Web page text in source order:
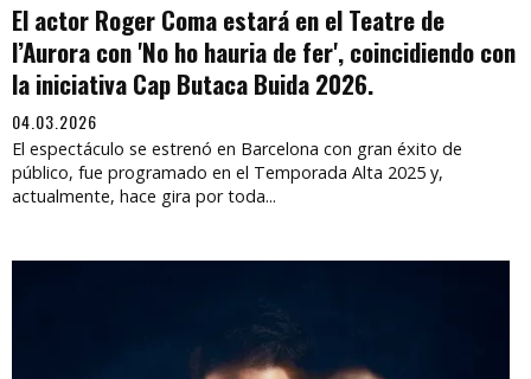
El actor Roger Coma estará en el Teatre de
l’Aurora con 'No ho hauria de fer', coincidiendo con
la iniciativa Cap Butaca Buida 2026.
04.03.2026
El espectáculo se estrenó en Barcelona con gran éxito de
público, fue programado en el Temporada Alta 2025 y,
actualmente, hace gira por toda...